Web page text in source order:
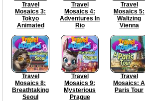
Travel
Mosaics 3:
Tokyo
Animated
Travel
Mosaics 4:
Adventures In
Rio
Travel
Mosaics 5:
Waltzing
Vienna
Travel
Mosaics 8:
Breathtaking
Seoul
Travel
Mosaics 9:
Mysterious
Prague
Travel
Mosaics: A
Paris Tour